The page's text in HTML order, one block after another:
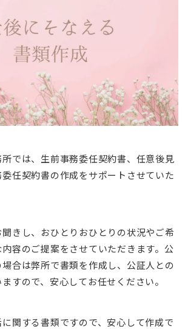
では、生前事務委任契約書、任意後見
任契約書の作成をサポートさせていた
きし、おひとりおひとりの状況やご希
容のご提案をさせていただきます。公
合は弊所で書類を作成し、公証人との
すので、安心してお任せください。
関する書類ですので、安心して作成で